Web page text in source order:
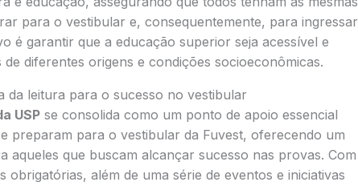
para o vestibular e, consequentemente, para ingressar
é garantir que a educação superior seja acessível e
diferentes origens e condições socioeconômicas.
da leitura para o sucesso no vestibular
USPse consolida como um ponto de apoio essencial
preparam para o vestibular da Fuvest, oferecendo um
aqueles que buscam alcançar sucesso nas provas. Com
obrigatórias, além de uma série de eventos e iniciativas